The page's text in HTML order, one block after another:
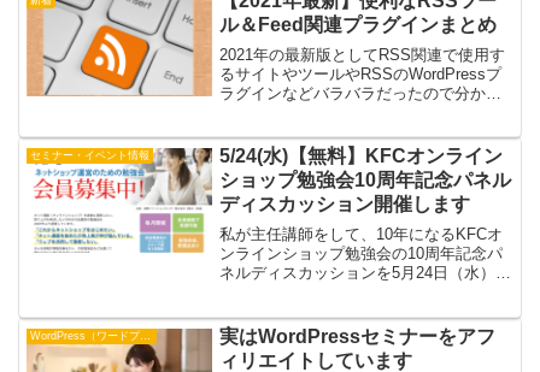
18日...
ル＆Feed関連プラグインまとめ
2021年の最新版としてRSS関連で使用す
るサイトやツールやRSSのWordPressプ
ラグインなどバラバラだったので分かり
セミナー・イベント情報
5/24(水)【無料】KFCオンライン
ショップ勉強会10周年記念パネル
ディスカッション開催します
私が主任講師をして、10年になるKFCオ
ンラインショップ勉強会の10周年記念パ
ネルディスカッションを5月24日（水）午
強会10周年記念パネルディスカッション
「効率良...
WordPress（ワードプレス）
実はWordPressセミナーをアフ
ィリエイトしています